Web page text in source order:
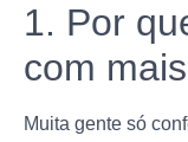
1. Por
com
Muita gente só